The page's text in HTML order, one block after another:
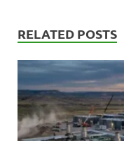
RELATED POSTS